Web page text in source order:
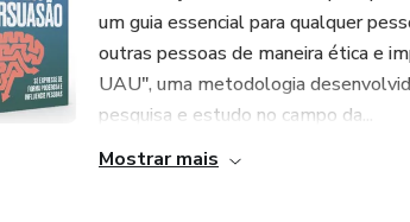
um guia essencial para qualquer
outras pessoas de maneira ética e
UAU", uma metodologia
pesquisa e estudo no campo da...
Mostrar mais